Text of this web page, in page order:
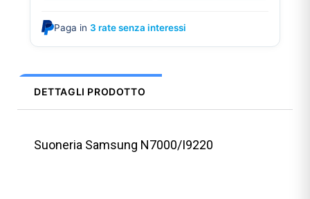
Paga in 3 rate senza interessi
DETTAGLI PRODOTTO
Suoneria Samsung N7000/I9220